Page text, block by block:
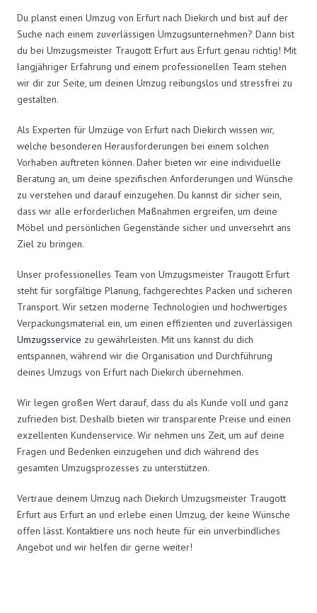
Du planst einen Umzug von Erfurt nach Diekirch und bist auf der
Suche nach einem zuverlässigen Umzugsunternehmen? Dann bist
du bei Umzugsmeister Traugott Erfurt aus Erfurt genau richtig! Mit
langjähriger Erfahrung und einem professionellen Team stehen
wir dir zur Seite, um deinen Umzug reibungslos und stressfrei zu
gestalten.
Als Experten für Umzüge von Erfurt nach Diekirch wissen wir,
welche besonderen Herausforderungen bei einem solchen
Vorhaben auftreten können. Daher bieten wir eine individuelle
Beratung an, um deine spezifischen Anforderungen und Wünsche
zu verstehen und darauf einzugehen. Du kannst dir sicher sein,
dass wir alle erforderlichen Maßnahmen ergreifen, um deine
Möbel und persönlichen Gegenstände sicher und unversehrt ans
Ziel zu bringen.
Unser professionelles Team von Umzugsmeister Traugott Erfurt
steht für sorgfältige Planung, fachgerechtes Packen und sicheren
Transport. Wir setzen moderne Technologien und hochwertiges
Verpackungsmaterial ein, um einen effizienten und zuverlässigen
Umzugsservice zu gewährleisten. Mit uns kannst du dich
entspannen, während wir die Organisation und Durchführung
deines Umzugs von Erfurt nach Diekirch übernehmen.
Wir legen großen Wert darauf, dass du als Kunde voll und ganz
zufrieden bist. Deshalb bieten wir transparente Preise und einen
exzellenten Kundenservice. Wir nehmen uns Zeit, um auf deine
Fragen und Bedenken einzugehen und dich während des
gesamten Umzugsprozesses zu unterstützen.
Vertraue deinem Umzug nach Diekirch Umzugsmeister Traugott
Erfurt aus Erfurt an und erlebe einen Umzug, der keine Wünsche
offen lässt. Kontaktiere uns noch heute für ein unverbindliches
Angebot und wir helfen dir gerne weiter!